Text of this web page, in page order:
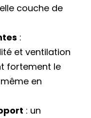
couche de
:
et ventilation
fortement le
en
: un